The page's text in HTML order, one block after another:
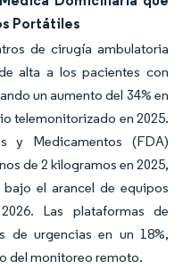
Portátiles
de cirugía ambulatoria
alta a los pacientes con
un aumento del 34% en
telemonitorizado en 2025.
y Medicamentos (FDA)
de 2 kilogramos en 2025,
el arancel de equipos
Las plataformas de
de urgencias en un 18%,
del monitoreo remoto.